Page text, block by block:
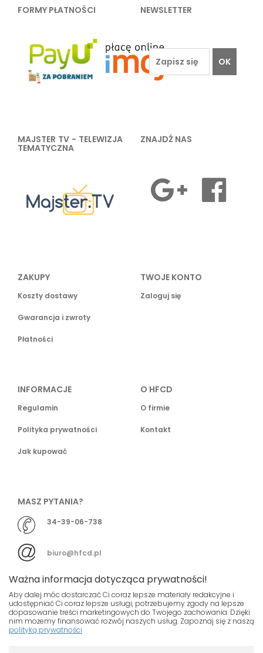
FORMY PŁATNOŚCI NEWSLETTER
OK
MAJSTER TV - TELEWIZJA
TEMATYCZNA
ZNAJDŹ NAS
ZAKUPY
Koszty dostawy
Gwarancja i zwroty
Płatności
TWOJE KONTO
Zaloguj się
INFORMACJE
Regulamin
Polityka prywatności
Jak kupować
O HFCD
O firmie
Kontakt
MASZ PYTANIA?
34-39-06-738
biuro@hfcd.pl
© HFCD - HF Centrum Dystrybucyjne- Wszelkie prawa
Ważna informacja dotycząca prywatności!
Aby dalej móc dostarczać Ci coraz lepsze materiały redakcyjne i
udostępniać Ci coraz lepsze usługi, potrzebujemy zgody na lepsze
dopasowanie treści marketingowych do Twojego zachowania. Dzięki
nim możemy finansować rozwój naszych usług. Zapoznaj się z naszą
polityką prywatności